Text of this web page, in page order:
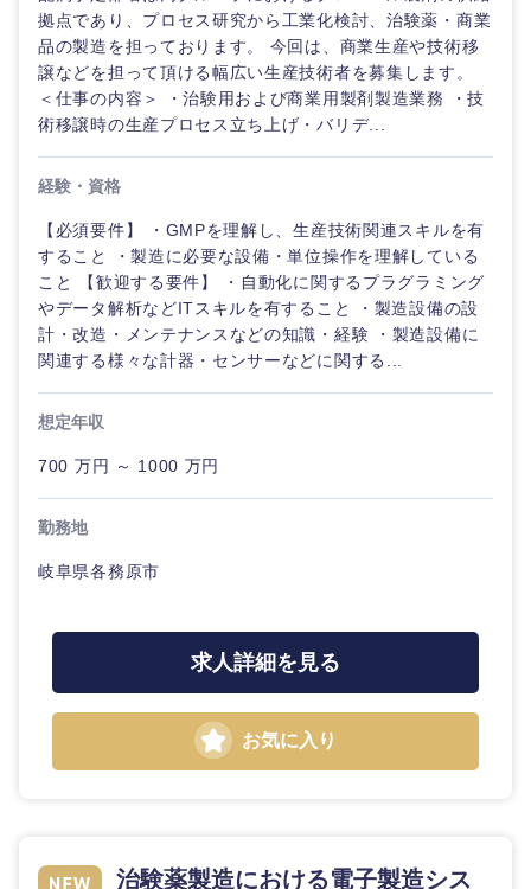
拠点であり、プロセス研究から工業化検討、治験薬・商業
品の製造を担っております。 今回は、商業生産や技術移
譲などを担って頂ける幅広い生産技術者を募集します。
＜仕事の内容＞ ・治験用および商業用製剤製造業務 ・技
術移譲時の生産プロセス立ち上げ・バリデ...
経験・資格
【必須要件】 ・GMPを理解し、生産技術関連スキルを有
すること ・製造に必要な設備・単位操作を理解している
こと 【歓迎する要件】 ・自動化に関するプラグラミング
やデータ解析などITスキルを有すること ・製造設備の設
計・改造・メンテナンスなどの知識・経験 ・製造設備に
関連する様々な計器・センサーなどに関する...
想定年収
700 万円 ～ 1000 万円
勤務地
岐阜県各務原市
求人詳細を見る
お気に入り
治験薬製造における電子製造シス